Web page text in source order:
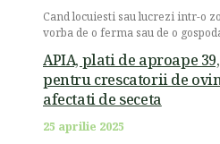
Cand locuiesti sau lucrezi intr-o
vorba de o ferma sau de o
APIA, plati de aproape
pentru crescatorii de
afectati de seceta
25 aprilie 2025